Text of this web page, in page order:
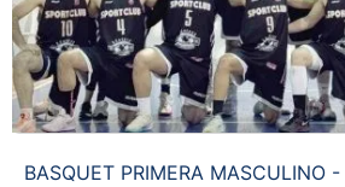
BASQUET PRIMERA MASCULINO